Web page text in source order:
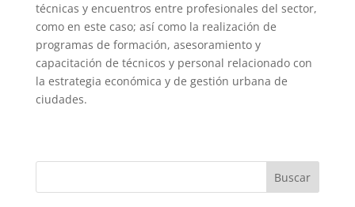
técnicas y encuentros entre profesionales del sector,
como en este caso; así como la realización de
programas de formación, asesoramiento y
capacitación de técnicos y personal relacionado con
la estrategia económica y de gestión urbana de
ciudades.